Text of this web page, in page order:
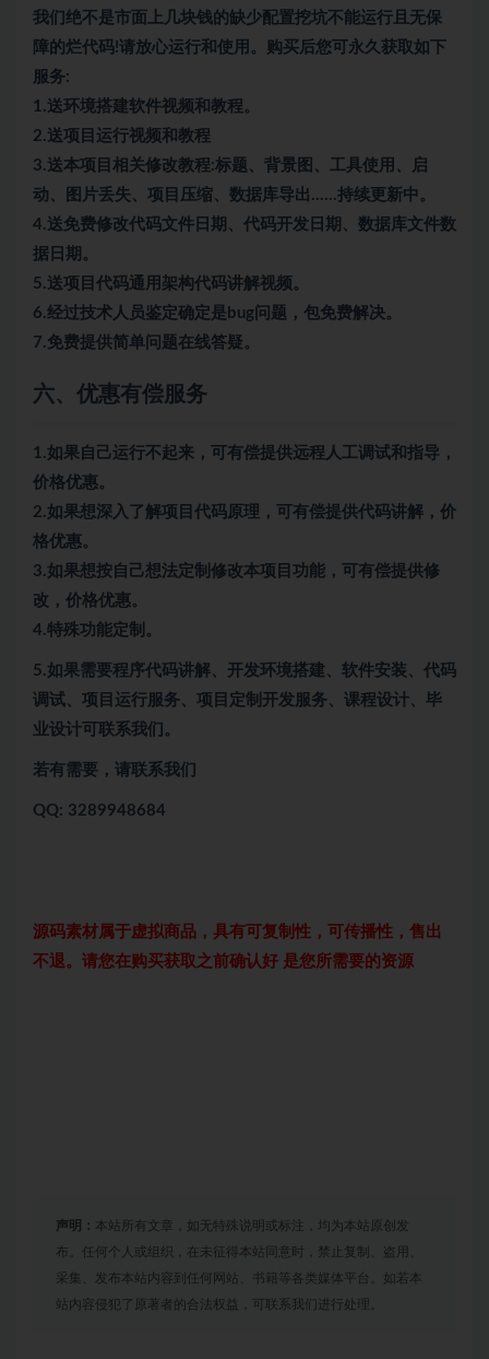
我们绝不是市面上几块钱的缺少配置挖坑不能运行且无保
障的烂代码!请放心运行和使用。购买后您可永久获取如下
服务:
1.送环境搭建软件视频和教程。
2.送项目运行视频和教程
3.送本项目相关修改教程:标题、背景图、工具使用、启
动、图片丢失、项目压缩、数据库导出……持续更新中。
4.送免费修改代码文件日期、代码开发日期、数据库文件数
据日期。
5.送项目代码通用架构代码讲解视频。
6.经过技术人员鉴定确定是bug问题，包免费解决。
7.免费提供简单问题在线答疑。
六、优惠有偿服务
1.如果自己运行不起来，可有偿提供远程人工调试和指导，
价格优惠。
2.如果想深入了解项目代码原理，可有偿提供代码讲解，价
格优惠。
3.如果想按自己想法定制修改本项目功能，可有偿提供修
改，价格优惠。
4.特殊功能定制。
5.如果需要程序代码讲解、开发环境搭建、软件安装、代码
调试、项目运行服务、项目定制开发服务、课程设计、毕
业设计可联系我们。
若有需要，请联系我们
QQ: 3289948684
源码素材属于虚拟商品，具有可复制性，可传播性，售出
不退。请您在购买获取之前确认好 是您所需要的资源
声明： 本站所有文章，如无特殊说明或标注，均为本站原创发
布。任何个人或组织，在未征得本站同意时，禁止复制、盗用、
采集、发布本站内容到任何网站、书籍等各类媒体平台。如若本
站内容侵犯了原著者的合法权益，可联系我们进行处理。